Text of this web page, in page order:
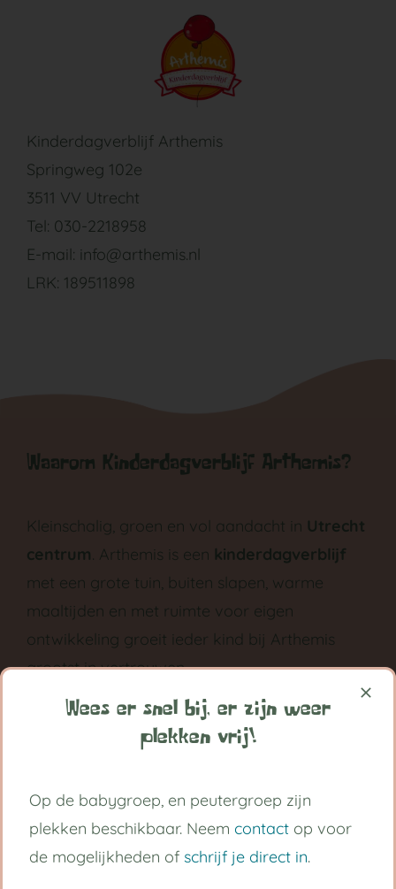
Kinderdagverblijf Arthemis
Springweg 102e
3511 VV Utrecht
Tel: 030-2218958
E-mail: info@arthemis.nl
LRK: 189511898
Waarom Kinderdagverblijf Arthemis?
Kleinschalig, groen en vol aandacht in Utrecht
centrum. Arthemis is een kinderdagverblijf
met een grote tuin, buiten slapen, warme
maaltijden en met ruimte voor eigen
ontwikkeling groeit ieder kind bij Arthemis
grootst in vertrouwen.
Volg ons op:
Handige links
Kinderdagverblijf Utrecht Centrum
Wees er snel bij, er zijn weer
plekken vrij!
Op de babygroep, en peutergroep zijn
plekken beschikbaar. Neem contact op voor
de mogelijkheden of schrijf je direct in.